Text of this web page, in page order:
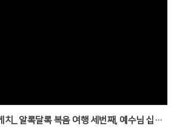
[유아부 story] 예배 스케치_ 알록달록 복음 여행 세번째, 예수님 십자가 사랑 260315